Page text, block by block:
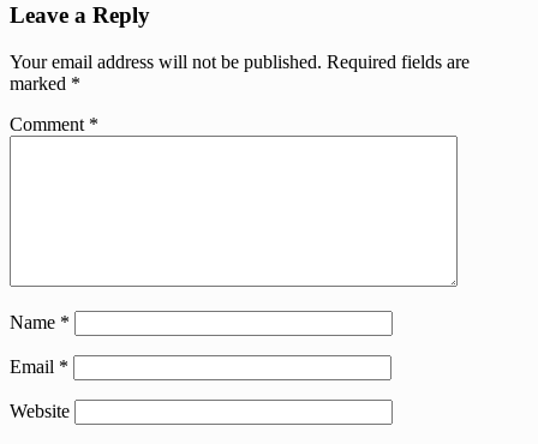
Leave a Reply
Your email address will not be published. Required fields are
marked *
Comment *
Name *
Email *
Website